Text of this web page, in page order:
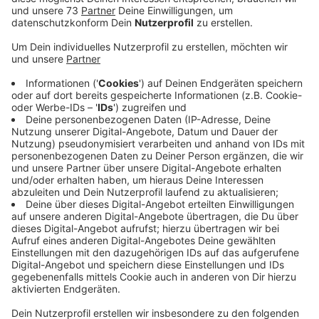
Top Clubs aus England, Spanien und Italien.
Milliarden von Euro werden die dafür kassieren.
Veröffentlicht:Dienstag, 20.04.2021 14:13
Anzeige
Comedy